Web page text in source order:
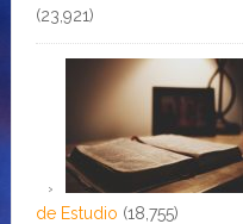
(23,921)
de Estudio (18,755)